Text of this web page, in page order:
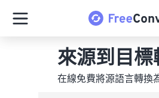
來源到目標
在線免費將源語言轉換